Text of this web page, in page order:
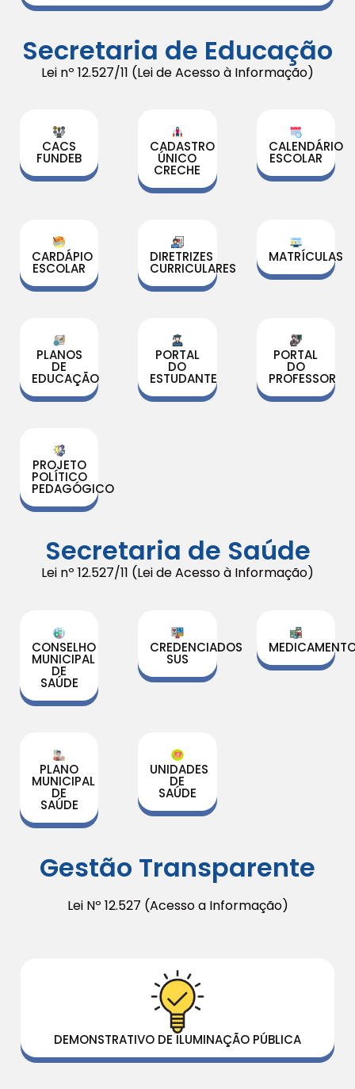
Secretaria de Educação
Lei nº 12.527/11 (Lei de Acesso à Informação)
CACS
FUNDEB
CADASTRO
ÚNICO
CRECHE
CALENDÁRIO
ESCOLAR
CARDÁPIO
ESCOLAR
DIRETRIZES
CURRICULARES
MATRÍCULAS
PLANOS
DE
EDUCAÇÃO
PORTAL
DO
ESTUDANTE
PORTAL
DO
PROFESSOR
PROJETO
POLÍTICO
PEDAGÓGICO
Secretaria de Saúde
Lei nº 12.527/11 (Lei de Acesso à Informação)
CONSELHO
MUNICIPAL
DE
SAÚDE
CREDENCIADOS
SUS
PLANO
MUNICIPAL
DE
SAÚDE
UNIDADES
DE
SAÚDE
Gestão Transparente
Lei Nº 12.527 (Acesso a Informação)
DEMONSTRATIVO DE ILUMINAÇÃO PÚBLICA